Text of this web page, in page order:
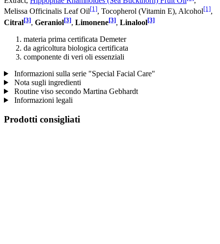
Melissa Officinalis Leaf Oil[1], Tocopherol (Vitamin E), Alcohol[1],
Citral[3], Geraniol[3], Limonene[3], Linalool[3]
materia prima certificata Demeter
da agricoltura biologica certificata
componente di veri oli essenziali
Informazioni sulla serie "Special Facial Care"
Nota sugli ingredienti
Routine viso secondo Martina Gebhardt
Informazioni legali
Prodotti consigliati